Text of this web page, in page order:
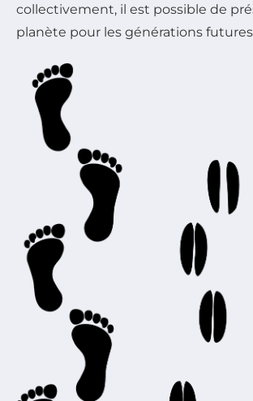
collectivement, il est possible de
planète pour les générations